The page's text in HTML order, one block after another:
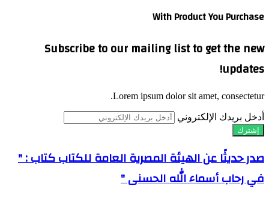
With Product You Purchase
Subscribe to our mailing list to get the new
updates!
Lorem ipsum dolor sit amet, consectetur.
أدخل بريدك الإلكتروني
صدر حديثًا عن الهيئة المصرية العامة للكتاب كتاب : "
في رحاب أسماء الله الحسنى "